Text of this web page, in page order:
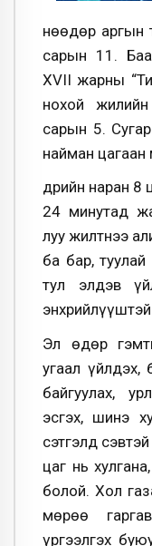
Өнөөдөр
сарын 11.
XVII жарны
нохой
сарын 5.
найман цагаан
Өдрийн наран
24 минутад
луу жилтнээ
ба бар,
тул элдэв
Эл өдөр
угаал үйлдэх,
байгуулах,
эсгэх, шинэ
сэтгэлд
цаг нь
болой. Хол
мөрөө
үргээлгэх